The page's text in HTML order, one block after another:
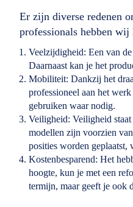
Er zijn diverse redenen
professionals hebben wij
Veelzijdigheid: Een van
Daarnaast kan je het
Mobiliteit: Dankzij het
professioneel aan het
gebruiken waar nodig.
Veiligheid: Veiligheid
modellen zijn voorzien
posities worden geplaatst,
Kostenbesparend: Het
hoogte, kun je met een
termijn, maar geeft je ook